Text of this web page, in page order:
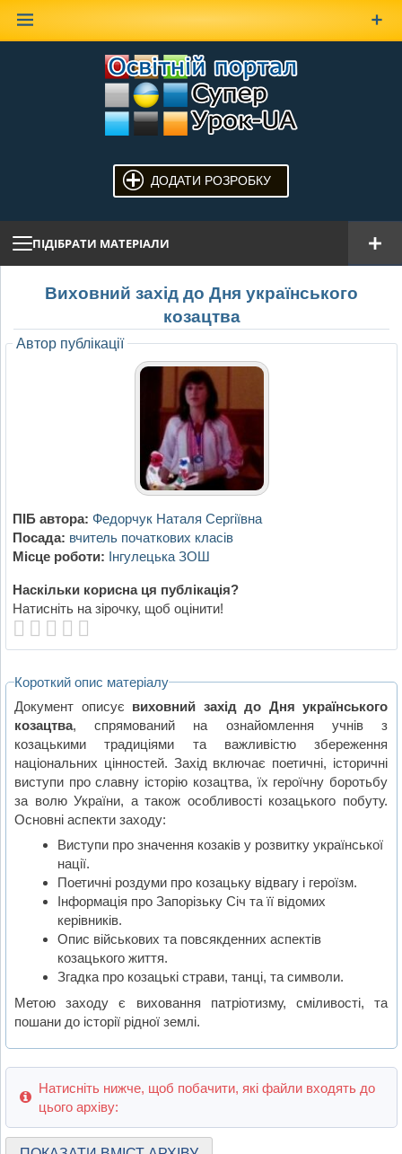
ДОДАТИ РОЗРОБКУ
ПІДІБРАТИ МАТЕРІАЛИ
Виховний захід до Дня українського
козацтва
Автор публікації
ПІБ автора: Федорчук Наталя Сергіївна
Посада: вчитель початкових класів
Місце роботи: Інгулецька ЗОШ
Наскільки корисна ця публікація?
Натисніть на зірочку, щоб оцінити!
Короткий опис матеріалу
Документ описує виховний захід до Дня українського
козацтва, спрямований на ознайомлення учнів з
козацькими традиціями та важливістю збереження
національних цінностей. Захід включає поетичні, історичні
виступи про славну історію козацтва, їх героїчну боротьбу
за волю України, а також особливості козацького побуту.
Основні аспекти заходу:
Виступи про значення козаків у розвитку української
нації.
Поетичні роздуми про козацьку відвагу і героїзм.
Інформація про Запорізьку Січ та її відомих
керівників.
Опис військових та повсякденних аспектів
козацького життя.
Згадка про козацькі страви, танці, та символи.
Метою заходу є виховання патріотизму, сміливості, та
пошани до історії рідної землі.
Натисніть нижче, щоб побачити, які файли входять до
цього архіву: